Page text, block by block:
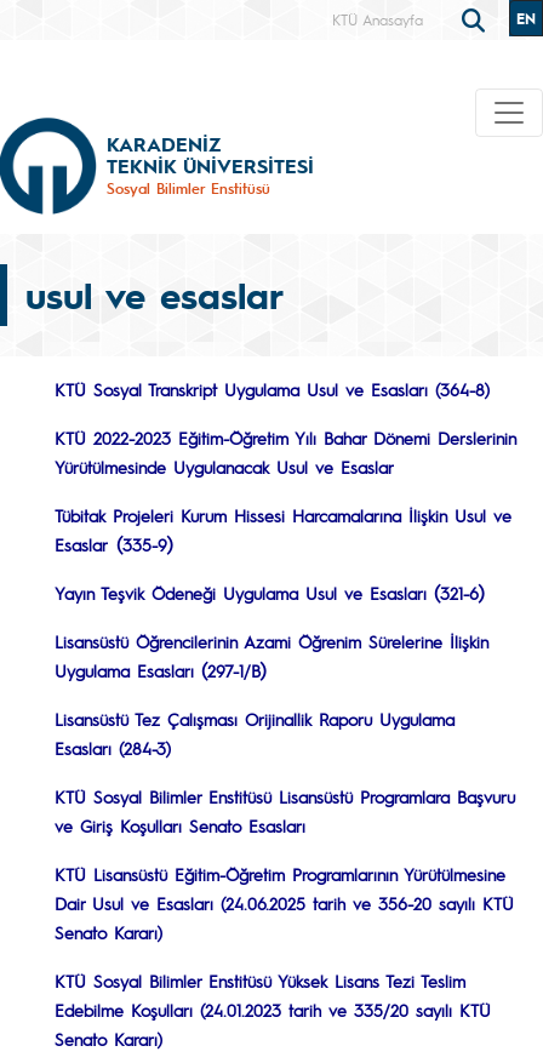
KTÜ Anasayfa EN
KARADENİZ
TEKNİK ÜNİVERSİTESİ
Sosyal Bilimler Enstitüsü
usul ve esaslar
KTÜ Sosyal Transkript Uygulama Usul ve Esasları (364-8)
KTÜ 2022-2023 Eğitim-Öğretim Yılı Bahar Dönemi Derslerinin
Yürütülmesinde Uygulanacak Usul ve Esaslar
Tübitak Projeleri Kurum Hissesi Harcamalarına İlişkin Usul ve
Esaslar (335-9)
Yayın Teşvik Ödeneği Uygulama Usul ve Esasları (321-6)
Lisansüstü Öğrencilerinin Azami Öğrenim Sürelerine İlişkin
Uygulama Esasları (297-1/B)
Lisansüstü Tez Çalışması Orijinallik Raporu Uygulama
Esasları (284-3)
KTÜ Sosyal Bilimler Enstitüsü Lisansüstü Programlara Başvuru
ve Giriş Koşulları Senato Esasları
KTÜ Lisansüstü Eğitim-Öğretim Programlarının Yürütülmesine
Dair Usul ve Esasları (24.06.2025 tarih ve 356-20 sayılı KTÜ
Senato Kararı)
KTÜ Sosyal Bilimler Enstitüsü Yüksek Lisans Tezi Teslim
Edebilme Koşulları (24.01.2023 tarih ve 335/20 sayılı KTÜ
Senato Kararı)